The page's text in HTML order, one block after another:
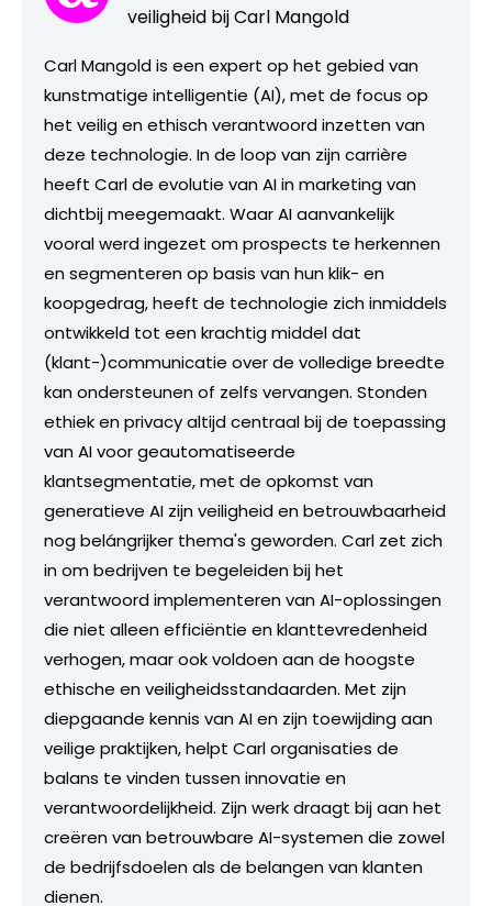
veiligheid bij Carl Mangold
Carl Mangold is een expert op het gebied van
kunstmatige intelligentie (AI), met de focus op
het veilig en ethisch verantwoord inzetten van
deze technologie. In de loop van zijn carrière
heeft Carl de evolutie van AI in marketing van
dichtbij meegemaakt. Waar AI aanvankelijk
vooral werd ingezet om prospects te herkennen
en segmenteren op basis van hun klik- en
koopgedrag, heeft de technologie zich inmiddels
ontwikkeld tot een krachtig middel dat
(klant-)communicatie over de volledige breedte
kan ondersteunen of zelfs vervangen. Stonden
ethiek en privacy altijd centraal bij de toepassing
van AI voor geautomatiseerde
klantsegmentatie, met de opkomst van
generatieve AI zijn veiligheid en betrouwbaarheid
nog belángrijker thema's geworden. Carl zet zich
in om bedrijven te begeleiden bij het
verantwoord implementeren van AI-oplossingen
die niet alleen efficiëntie en klanttevredenheid
verhogen, maar ook voldoen aan de hoogste
ethische en veiligheidsstandaarden. Met zijn
diepgaande kennis van AI en zijn toewijding aan
veilige praktijken, helpt Carl organisaties de
balans te vinden tussen innovatie en
verantwoordelijkheid. Zijn werk draagt bij aan het
creëren van betrouwbare AI-systemen die zowel
de bedrijfsdoelen als de belangen van klanten
dienen.